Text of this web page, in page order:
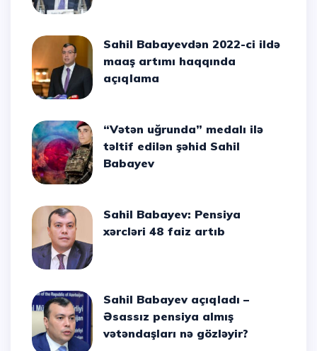
Sahil Babayevdən 2022-ci ildə
maaş artımı haqqında
açıqlama
“Vətən uğrunda” medalı ilə
təltif edilən şəhid Sahil
Babayev
Sahil Babayev: Pensiya
xərcləri 48 faiz artıb
Sahil Babayev açıqladı –
Əsassız pensiya almış
vətəndaşları nə gözləyir?